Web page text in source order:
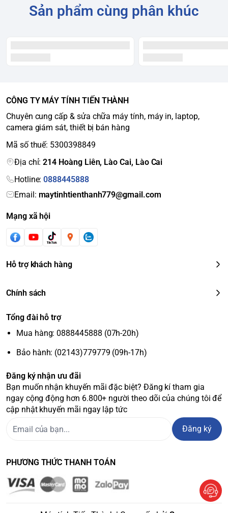
Sản phẩm cùng phân khúc
CÔNG TY MÁY TÍNH TIẾN THÀNH
Chuyên cung cấp & sửa chữa máy tính, máy in, laptop,
camera giám sát, thiết bị bán hàng
Mã số thuế: 5300398849
Địa chỉ:214 Hoàng Liên, Lào Cai, Lào Cai
Hotline:0888445888
Email: maytinhtienthanh779@gmail.com
Mạng xã hội
Hỗ trợ khách hàng
Chính sách
Tổng đài hỗ trợ
Mua hàng: 0888445888 (07h-20h)
Bảo hành: (02143)779779 (09h-17h)
Đăng ký nhận ưu đãi
Bạn muốn nhận khuyến mãi đặc biệt? Đăng kí tham gia
ngay cộng động hơn 6.800+ người theo dõi của chúng tôi để
cập nhật khuyến mãi ngay lập tức
Đăng ký
PHƯƠNG THỨC THANH TOÁN